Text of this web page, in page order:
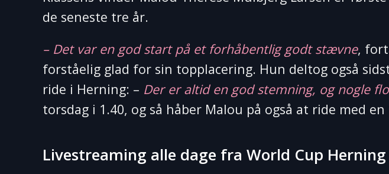
de seneste tre år.
– Det var en god start på et forhåbentlig godt stævne,
forståelig glad for sin topplacering. Hun deltog også
ride i Herning: – Der er altid en god stemning, og nogle
torsdag i 1.40, og så håber Malou på også at ride med
Livestreaming alle dage fra World Cup Herning